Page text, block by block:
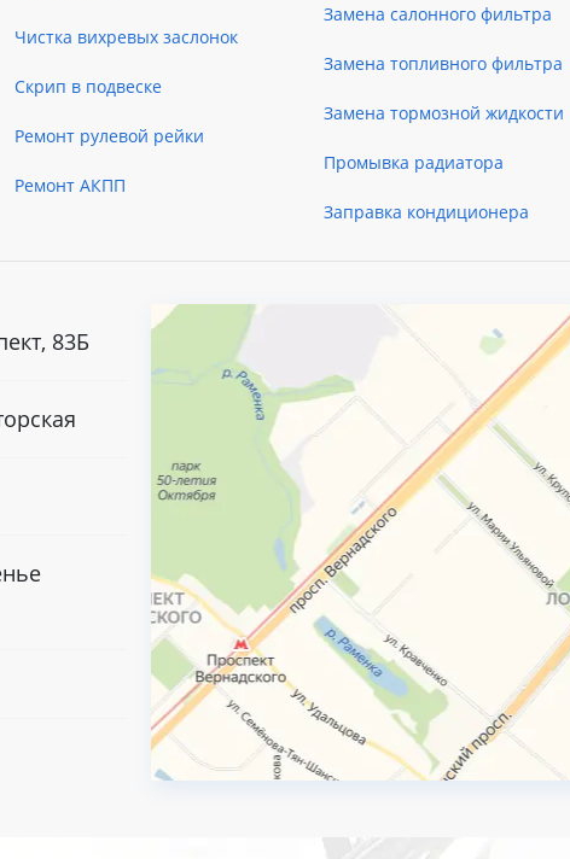
Чистка вихревых заслонок
Скрип в подвеске
Ремонт рулевой рейки
Ремонт АКПП
Замена салонного фильтра
Замена топливного фильтра
Замена тормозной жидкости
Промывка радиатора
Заправка кондиционера
83Б